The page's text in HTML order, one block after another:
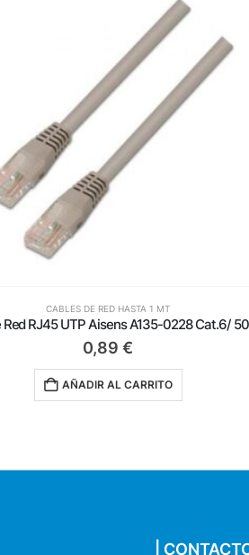
CABLES DE RED HASTA 1 MT
0,89 €
AÑADIR AL CARRITO
|